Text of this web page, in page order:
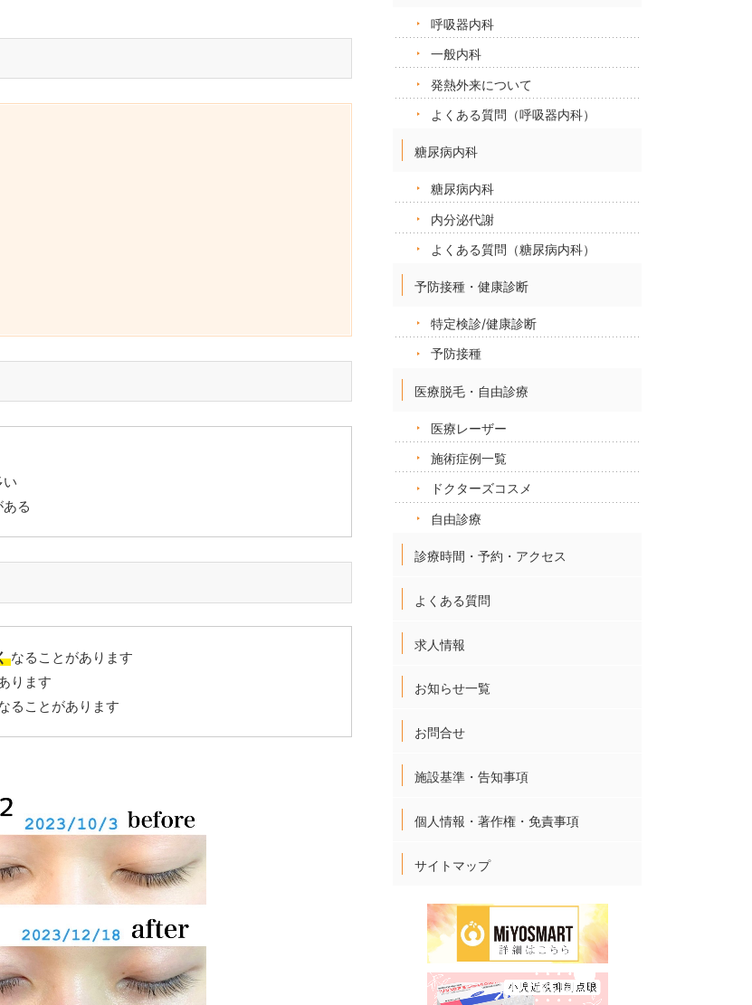
る
なることがあります
ります
ることがあります
呼吸器内科
一般内科
発熱外来について
よくある質問（呼吸器内科）
糖尿病内科
糖尿病内科
内分泌代謝
よくある質問（糖尿病内科）
予防接種・健康診断
特定検診/健康診断
予防接種
医療脱毛・自由診療
医療レーザー
施術症例一覧
ドクターズコスメ
自由診療
診療時間・予約・アクセス
よくある質問
求人情報
お知らせ一覧
お問合せ
施設基準・告知事項
個人情報・著作権・免責事項
サイトマップ